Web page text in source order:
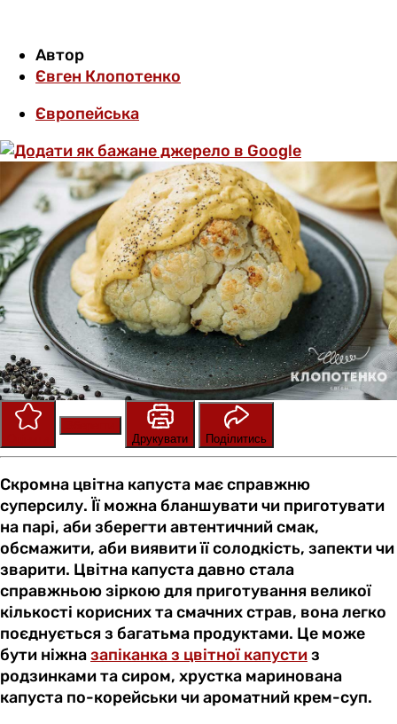
Автор
Євген Клопотенко
Європейська
Друкувати
Поділитись
Скромна цвітна капуста має справжню
суперсилу. Її можна бланшувати чи приготувати
на парі, аби зберегти автентичний смак,
обсмажити, аби виявити її солодкість, запекти чи
зварити. Цвітна капуста давно стала
справжньою зіркою для приготування великої
кількості корисних та смачних страв, вона легко
поєднується з багатьма продуктами. Це може
бути ніжназапіканка з цвітної капустиз
родзинками та сиром, хрустка маринована
капуста по-корейськи чи ароматний крем-суп.